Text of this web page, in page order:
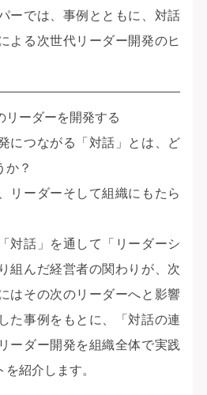
ーでは、事例とともに、対話
よる次世代リーダー開発のヒ
ーダーを開発する
につながる「対話」とは、ど
か？
リーダーそして組織にもたら
対話」を通して「リーダーシ
組んだ経営者の関わりが、次
はその次のリーダーへと影響
た事例をもとに、「対話の連
ーダー開発を組織全体で実践
紹介します。